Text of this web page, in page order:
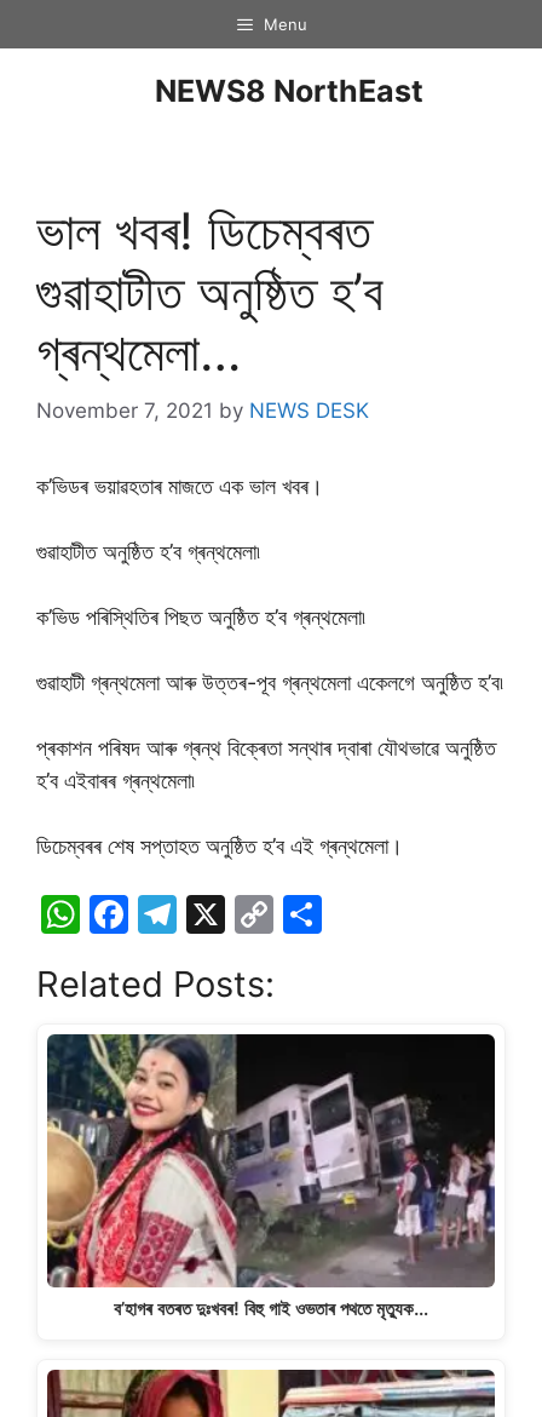
Menu
NEWS8 NorthEast
ভাল খবৰ! ডিচেম্বৰত
গুৱাহাটীত অনুষ্ঠিত হ’ব
গ্ৰন্থমেলা…
November 7, 2021 by NEWS DESK
ক’ভিডৰ ভয়াৱহতাৰ মাজতে এক ভাল খবৰ।
গুৱাহাটীত অনুষ্ঠিত হ’ব গ্ৰন্থমেলা৷
ক’ভিড পৰিস্থিতিৰ পিছত অনুষ্ঠিত হ’ব গ্ৰন্থমেলা৷
গুৱাহাটী গ্ৰন্থমেলা আৰু উত্তৰ-পূব গ্ৰন্থমেলা একেলগে অনুষ্ঠিত হ’ব৷
প্ৰকাশন পৰিষদ আৰু গ্ৰন্থ বিক্ৰেতা সন্থাৰ দ্বাৰা যৌথভাৱে অনুষ্ঠিত
হ’ব এইবাৰৰ গ্ৰন্থমেলা৷
ডিচেম্বৰৰ শেষ সপ্তাহত অনুষ্ঠিত হ’ব এই গ্ৰন্থমেলা।
W
at
s
A
p
p
F
c
e
b
o
o
k
T
e
gr
a
m
X
C
y
n
k
e
Related Posts:
ব’হাগৰ বতৰত দুঃখবৰ! বিহু গাই ওভতাৰ পথতে মৃত্যুক…